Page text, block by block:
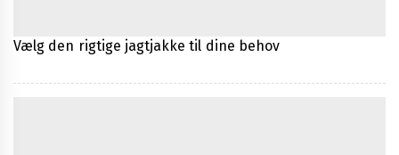
Vælg den rigtige jagtjakke til dine behov